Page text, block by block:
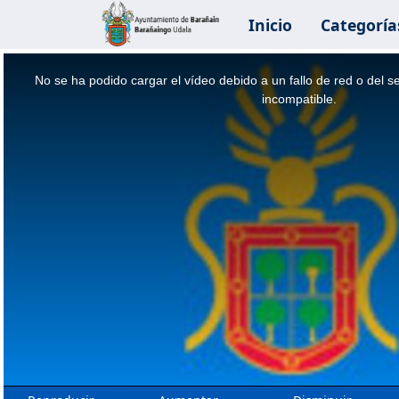
Inicio
No se ha podido cargar el vídeo debido a un fallo de red o del
incompatible.